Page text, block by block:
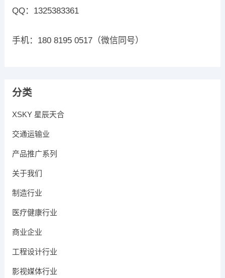
QQ：1325383361
手机：180 8195 0517（微信同号）
分类
XSKY 星辰天合
交通运输业
产品推广系列
关于我们
制造行业
医疗健康行业
商业企业
工程设计行业
影视媒体行业